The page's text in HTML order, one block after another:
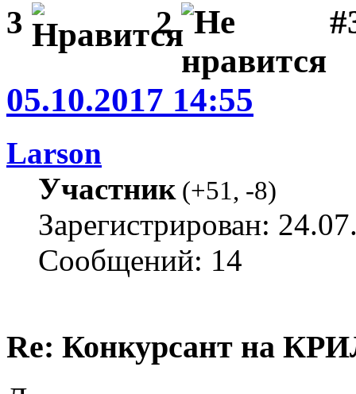
3 2
05.10.2017 14:55
Larson
Участник(+51, -8)
Зарегистрирован:
Сообщений: 14
Re: Конкурсант на